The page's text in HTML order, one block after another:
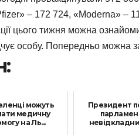
– 172 724, «Moderna» –
цього тижня можна
особу. Попередньо можна
можуть
медичну
на Ль...
Президент